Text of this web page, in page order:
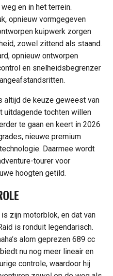
en in het terrein.
opnieuw vormgegeven
kuipwerk zorgen
zowel zittend als staand.
opnieuw ontworpen
en snelheidsbegrenzer
altijd de keuze geweest van
uitdagende tochten willen
te gaan en keert in 2026
nieuwe premium
Daarmee wordt
tourer voor
hoogten getild.
zijn motorblok, en dat van
is ronduit legendarisch.
alom geprezen 689 cc
nu nog meer lineair en
controle, waardoor hij